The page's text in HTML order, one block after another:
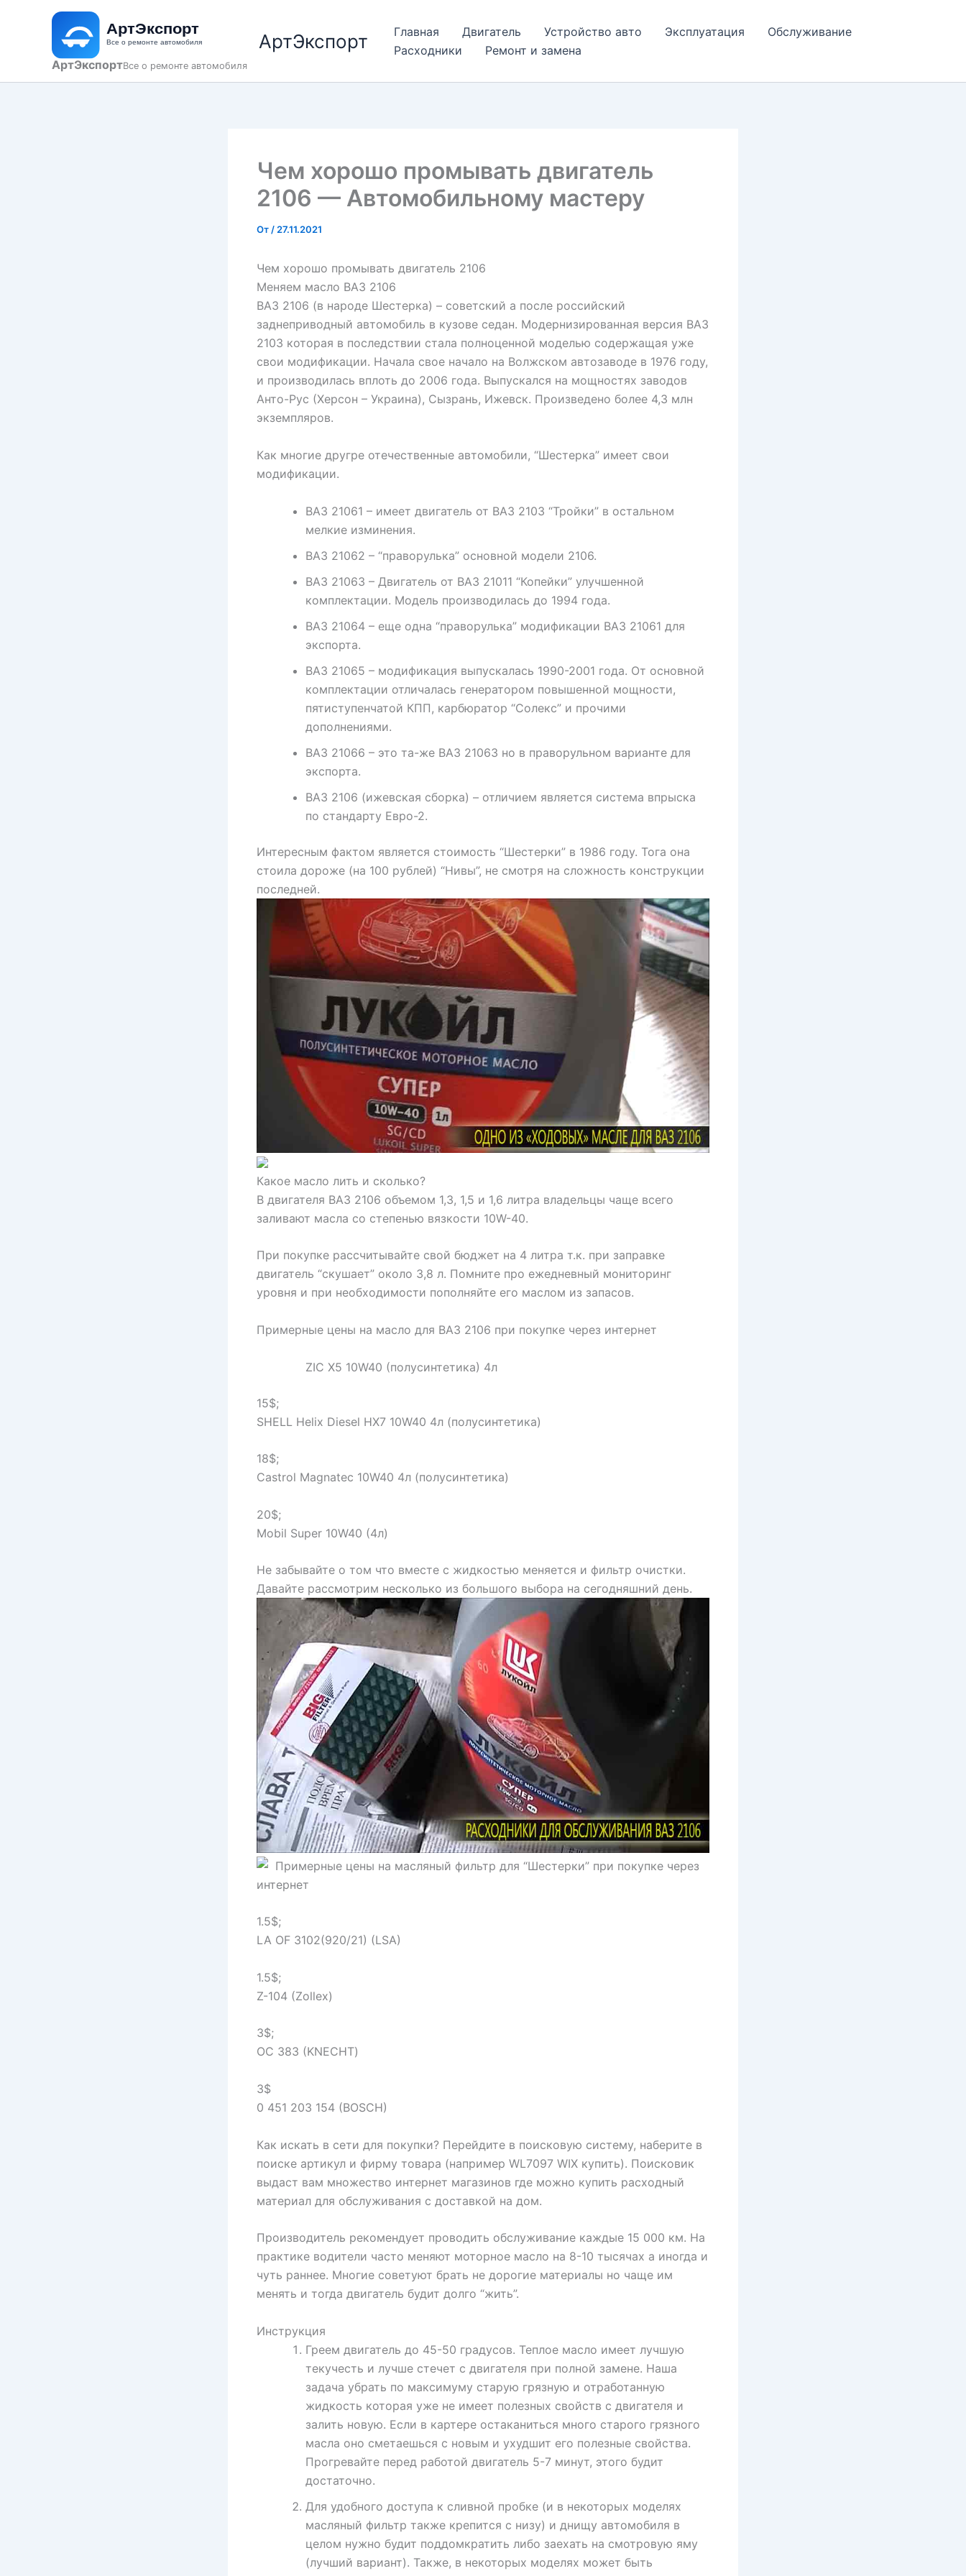
содержимому
АртЭкспортВсе о ремонте автомобиля
АртЭкспорт Главная Двигатель Устройство авто Эксплуатация
Обслуживание
Расходники
Ремонт и замена
Чем хорошо промывать двигатель
2106 — Автомобильному мастеру
От/27.11.2021
Чем хорошо промывать двигатель 2106
Меняем масло ВАЗ 2106
ВАЗ 2106 (в народе Шестерка) – советский а после российский
заднеприводный автомобиль в кузове седан. Модернизированная версия ВАЗ
2103 которая в последствии стала полноценной моделью содержащая уже
свои модификации. Начала свое начало на Волжском автозаводе в 1976 году,
и производилась вплоть до 2006 года. Выпускался на мощностях заводов
Анто-Рус (Херсон – Украина), Сызрань, Ижевск. Произведено более 4,3 млн
экземпляров.
Как многие другре отечественные автомобили, “Шестерка” имеет свои
модификации.
ВАЗ 21061 – имеет двигатель от ВАЗ 2103 “Тройки” в остальном
мелкие изминения.
ВАЗ 21062 – “праворулька” основной модели 2106.
ВАЗ 21063 – Двигатель от ВАЗ 21011 “Копейки” улучшенной
комплектации. Модель производилась до 1994 года.
ВАЗ 21064 – еще одна “праворулька” модификации ВАЗ 21061 для
экспорта.
ВАЗ 21065 – модификация выпускалась 1990-2001 года. От основной
комплектации отличалась генератором повышенной мощности,
пятиступенчатой КПП, карбюратор “Солекс” и прочими
дополнениями.
ВАЗ 21066 – это та-же ВАЗ 21063 но в праворульном варианте для
экспорта.
ВАЗ 2106 (ижевская сборка) – отличием является система впрыска
по стандарту Евро-2.
Интересным фактом является стоимость “Шестерки” в 1986 году. Тога она
стоила дороже (на 100 рублей) “Нивы”, не смотря на сложность конструкции
последней.
Какое масло лить и сколько?
В двигателя ВАЗ 2106 объемом 1,3, 1,5 и 1,6 литра владельцы чаще всего
заливают масла со степенью вязкости 10W-40.
При покупке рассчитывайте свой бюджет на 4 литра т.к. при заправке
двигатель “скушает” около 3,8 л. Помните про ежедневный мониторинг
уровня и при необходимости пополняйте его маслом из запасов.
Примерные цены на масло для ВАЗ 2106 при покупке через интернет
ZIC X5 10W40 (полусинтетика) 4л
15$;
SHELL Helix Diesel HX7 10W40 4л (полусинтетика)
18$;
Castrol Magnatec 10W40 4л (полусинтетика)
20$;
Mobil Super 10W40 (4л)
Не забывайте о том что вместе с жидкостью меняется и фильтр очистки.
Давайте рассмотрим несколько из большого выбора на сегодняшний день.
Примерные цены на масляный фильтр для “Шестерки” при покупке через
интернет
1.5$;
LA OF 3102(920/21) (LSA)
1.5$;
Z-104 (Zollex)
3$;
ОС 383 (KNECHT)
3$
0 451 203 154 (BOSCH)
Как искать в сети для покупки? Перейдите в поисковую систему, наберите в
поиске артикул и фирму товара (например WL7097 WIX купить). Поисковик
выдаст вам множество интернет магазинов где можно купить расходный
материал для обслуживания с доставкой на дом.
Производитель рекомендует проводить обслуживание каждые 15 000 км. На
практике водители часто меняют моторное масло на 8-10 тысячах а иногда и
чуть раннее. Многие советуют брать не дорогие материалы но чаще им
менять и тогда двигатель будит долго “жить”.
Инструкция
Греем двигатель до 45-50 градусов. Теплое масло имеет лучшую
текучесть и лучше стечет с двигателя при полной замене. Наша
задача убрать по максимуму старую грязную и отработанную
жидкость которая уже не имеет полезных свойств с двигателя и
залить новую. Если в картере остаканиться много старого грязного
масла оно сметаешься с новым и ухудшит его полезные свойства.
Прогревайте перед работой двигатель 5-7 минут, этого будит
достаточно.
Для удобного доступа к сливной пробке (и в некоторых моделях
масляный фильтр также крепится с низу) и днищу автомобиля в
целом нужно будит поддомкратить либо заехать на смотровую яму
(лучший вариант). Также, в некоторых моделях может быть